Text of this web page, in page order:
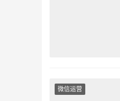
微信运营